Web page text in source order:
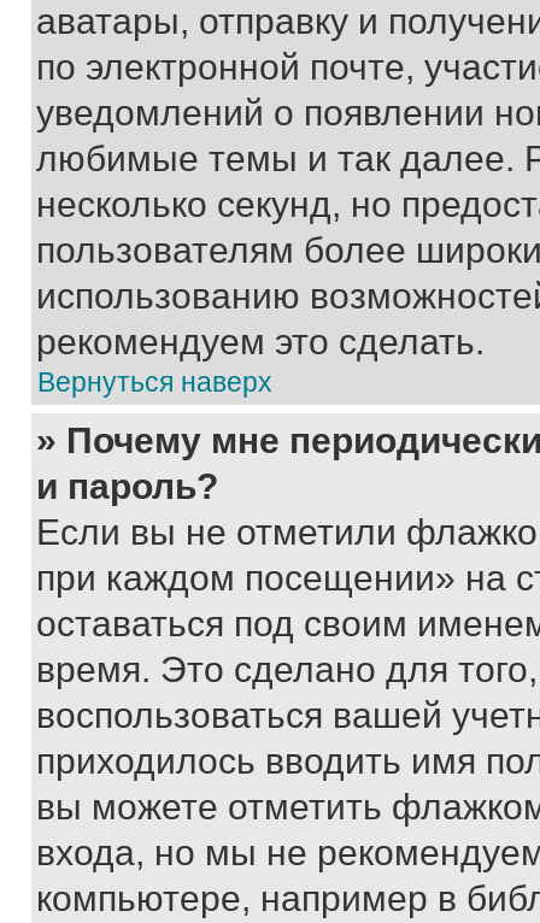
аватары, отправку и
по электронной почте,
уведомлений о появлении
любимые темы и так далее.
несколько секунд, но
пользователям более
использованию
рекомендуем это сделать.
Вернуться наверх
» Почему мне
и пароль?
Если вы не отметили
при каждом посещении» на
оставаться под своим
время. Это сделано для
воспользоваться вашей
приходилось вводить имя
вы можете отметить
входа, но мы не
компьютере, например в